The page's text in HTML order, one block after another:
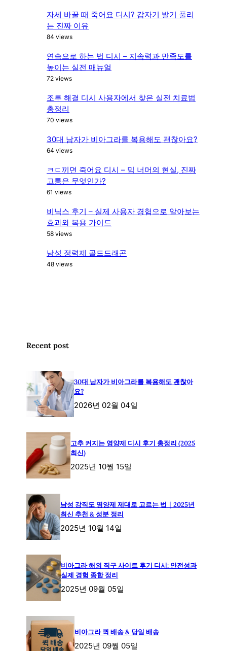
자세 바꿀 때 죽어요 디시? 갑자기 발기 풀리
는 진짜 이유
84 views
연속으로 하는 법 디시 – 지속력과 만족도를
높이는 실전 매뉴얼
72 views
조루 해결 디시 사용자에서 찾은 실전 치료법
총정리
70 views
30대 남자가 비아그라를 복용해도 괜찮아요?
64 views
ㅋㄷ끼면 죽어요 디시 – 밈 너머의 현실, 진짜
고통은 무엇인가?
61 views
비닉스 후기 – 실제 사용자 경험으로 알아보는
효과와 복용 가이드
58 views
남성 정력제 골드드래곤
48 views
Recent post
30대 남자가 비아그라를 복용해도 괜찮아
요?
2026년 02월 04일
고추 커지는 영양제 디시 후기 총정리 (2025
최신)
2025년 10월 15일
남성 강직도 영양제 제대로 고르는 법｜2025년
최신 추천 & 성분 정리
2025년 10월 14일
비아그라 해외 직구 사이트 후기 디시: 안전성과
실제 경험 종합 정리
2025년 09월 05일
비아그라 퀵 배송 & 당일 배송
2025년 09월 05일